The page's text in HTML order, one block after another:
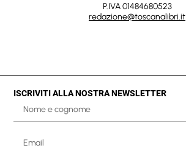
P.IVA 01484680523
redazione@toscanalibri.it
ISCRIVITI ALLA NOSTRA NEWSLETTER